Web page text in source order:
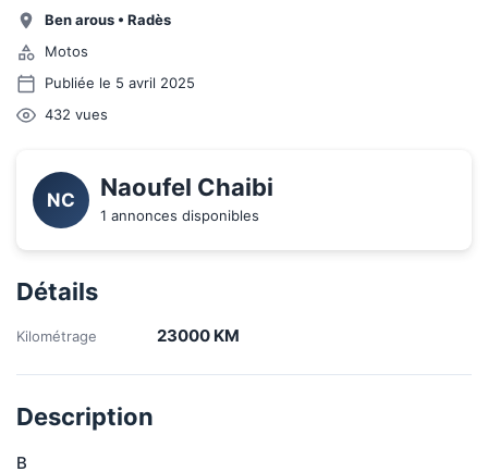
Ben arous • Radès
Motos
Publiée le 5 avril 2025
432 vues
NC Naoufel Chaibi
1 annonces disponibles
Détails
Kilométrage 23000 KM
Description
B